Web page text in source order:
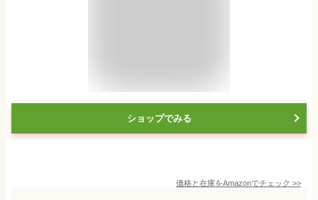
ショップでみる
価格と在庫をAmazonでチェック >>